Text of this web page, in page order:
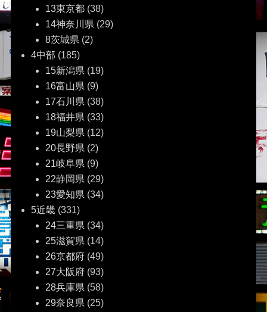
13東京都(38)
14神奈川県 (29)
8茨城県 (2)
4中部 (185)
15新潟県 (19)
16富山県 (9)
17石川県 (38)
18福井県 (33)
19山梨県 (12)
20長野県 (2)
21岐阜県 (9)
22静岡県 (29)
23愛知県 (34)
5近畿(331)
24三重県 (34)
25滋賀県 (14)
26京都府(49)
27大阪府(93)
28兵庫県 (58)
29奈良県 (25)